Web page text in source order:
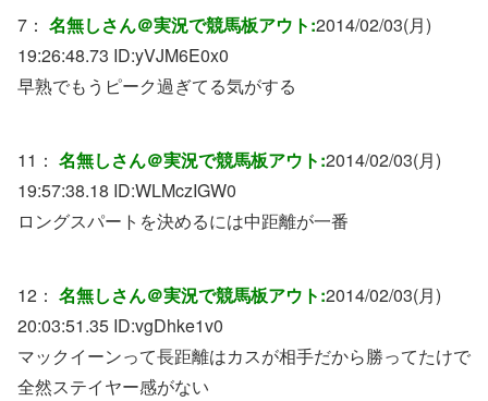
7： 名無しさん＠実況で競馬板アウト:2014/02/03(月)
19:26:48.73 ID:yVJM6E0x0
早熟でもうピーク過ぎてる気がする
11： 名無しさん＠実況で競馬板アウト:2014/02/03(月)
19:57:38.18 ID:WLMczIGW0
ロングスパートを決めるには中距離が一番
12： 名無しさん＠実況で競馬板アウト:2014/02/03(月)
20:03:51.35 ID:vgDhke1v0
マックイーンって長距離はカスが相手だから勝ってたけで
全然ステイヤー感がない